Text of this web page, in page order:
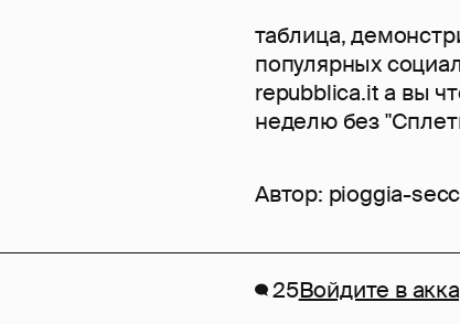
таблица,
популярных
repubblica.it а вы
неделю без
Автор: pioggia-
25Войдите в